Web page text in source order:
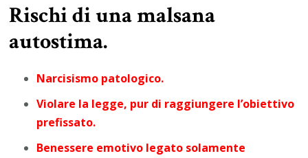
Rischi di unamalsana
autostima.
Narcisismo patologico.
Violare la legge, pur di raggiungere l’obiettivo
prefissato.
Benessere emotivo legato solamente